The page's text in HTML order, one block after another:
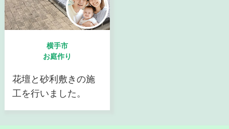
横手市
お庭作り
花壇と砂利敷きの施
工を行いました。